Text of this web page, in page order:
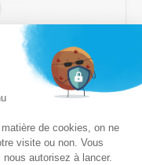
du
de cookies, on ne
visite ou non. Vous
autorisez à lancer.